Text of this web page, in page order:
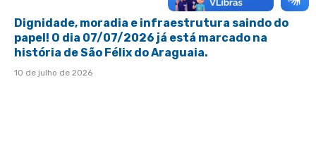
Dignidade, moradia e infraestrutura saindo do
papel! O dia 07/07/2026 já está marcado na
história de São Félix do Araguaia.
10 de julho de 2026